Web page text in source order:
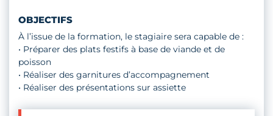
TOURNEUX
OBJECTIFS
À l’issue de la formation, le stagiaire sera capable de :
• Préparer des plats festifs à base de viande et de
poisson
• Réaliser des garnitures d’accompagnement
• Réaliser des présentations sur assiette